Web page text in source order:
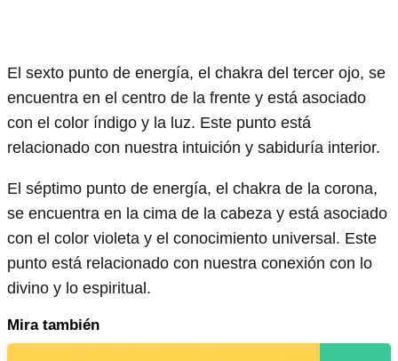
El sexto punto de energía, el chakra del tercer ojo, se
encuentra en el centro de la frente y está asociado
con el color índigo y la luz. Este punto está
relacionado con nuestra intuición y sabiduría interior.
El séptimo punto de energía, el chakra de la corona,
se encuentra en la cima de la cabeza y está asociado
con el color violeta y el conocimiento universal. Este
punto está relacionado con nuestra conexión con lo
divino y lo espiritual.
Mira también